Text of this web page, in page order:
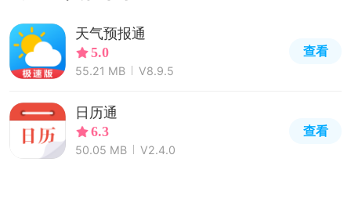
天气预报通
5.0
55.21 MB V8.9.5
查看
日历通
6.3
50.05 MB V2.4.0
查看